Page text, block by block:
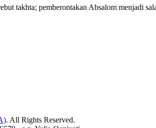
takhta; pemberontakan Absalom menjadi
. All Rights Reserved.